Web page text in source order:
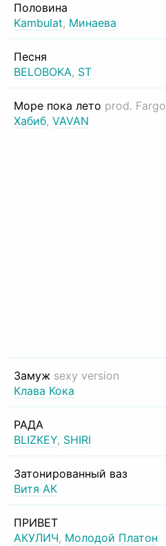
Половина
Kambulat, Минаева
Песня
BELOBOKA, ST
Море пока лето prod. Fargo
Хабиб, VAVAN
Замуж sexy version
Клава Кока
РАДА
BLIZKEY, SHIRI
Затонированный ваз
Витя АК
ПРИВЕТ
АКУЛИЧ, Молодой Платон